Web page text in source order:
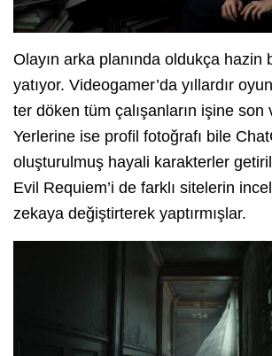
Olayın arka planında oldukça hazin
yatıyor. Videogamer’da yıllardır
ter döken tüm çalışanların işine son
Yerlerine ise profil fotoğrafı bile
oluşturulmuş hayali karakterler
Evil Requiem’i de farklı sitelerin
zekaya değiştirterek yaptırmışlar.